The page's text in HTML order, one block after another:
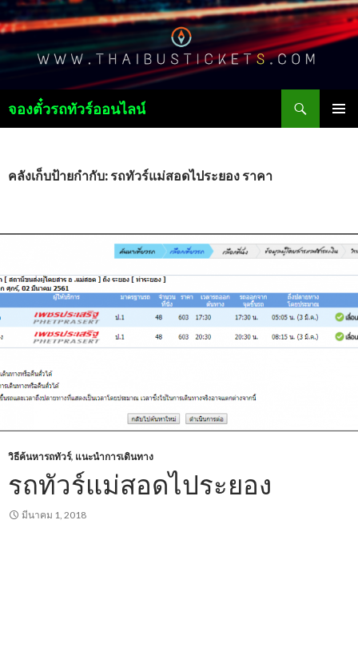
จองตั๋วรถทัวร์ออนไลน์
เนื้อหา
คลังเก็บป้ายกำกับ: รถทัวร์แม่สอดไประยอง ราคา
วิธีค้นหารถทัวร์, แนะนำการเดินทาง
รถทัวร์แม่สอดไประยอง
มีนาคม 1, 2018